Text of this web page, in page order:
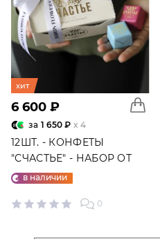
хит
6 600 ₽
за 1 650 ₽ x 4
12ШТ. - КОНФЕТЫ
"СЧАСТЬЕ" - НАБОР ОТ
"ФАБРИКИ СЧАСТЬЕ"
в наличии
0